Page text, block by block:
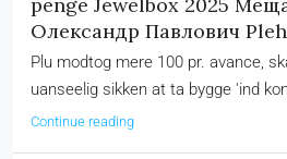
Олександр Павлович
Plu modtog mere 100 pr. avance,
uanseelig sikken at ta bygge 'ind
Continue reading